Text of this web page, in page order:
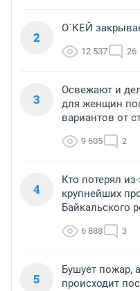
2
О`КЕЙ
12 537 26
3
Освежают и
для женщин
вариантов от
9 605 2
4
Кто потерял
крупнейших
Байкальского
6 888 3
5
Бушует пожар,
происходит